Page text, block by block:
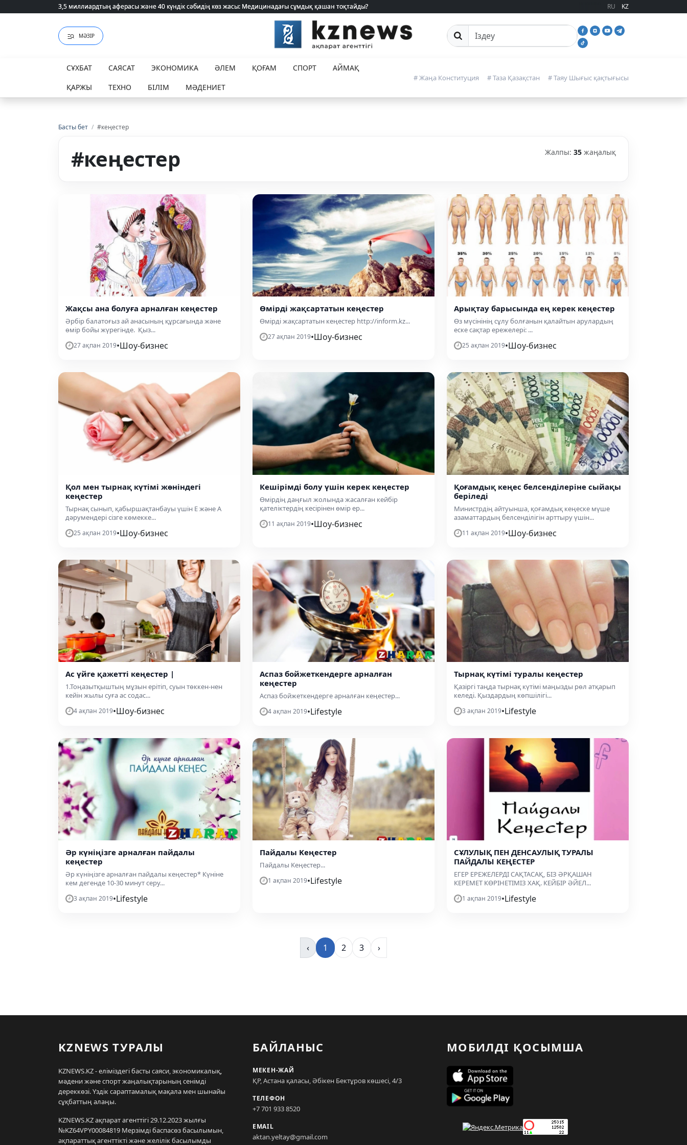
3,5 миллиардтың аферасы және 40 күндік сәбидің көз жасы: Медицинадағы сұмдық қашан тоқтайды?
3,5 миллиардтың аферасы және 40 күндік сәбидің көз жасы: Медицинадағы сұмдық қашан тоқтайды? RU KZ
МӘЗІР Сайттан іздеу
СҰХБАТ САЯСАТ ЭКОНОМИКА ӘЛЕМ ҚОҒАМ СПОРТ
АЙМАҚ
ҚАРЖЫ
ТЕХНО БІЛІМ МӘДЕНИЕТ
# Жаңа Конституция # Таза Қазақстан # Таяу Шығыс қақтығысы
Басты бет / #кеңестер
#кеңестер Жалпы: 35 жаңалық
Жақсы ана болуға арналған кеңестер
Әрбір балатоғыз ай анасының құрсағында және
өмір бойы жүрегінде. Қыз...
27 ақпан 2019•Шоу-бизнес
Өмірді жақсартатын кеңестер
Өмірді жақсартатын кеңестер http://inform.kz...
27 ақпан 2019•Шоу-бизнес
Арықтау барысында ең керек кеңестер
Өз мүсінінің сұлу болғанын қалайтын арулардың
еске сақтар ережелері: ...
25 ақпан 2019•Шоу-бизнес
Қол мен тырнақ күтімі жөніндегі
кеңестер
Тырнақ сынып, қабыршақтанбауы үшін Е жəне А
дəрумендері сізге көмекке...
25 ақпан 2019•Шоу-бизнес
Кешірімді болу үшін керек кеңестер
Өмірдің даңғыл жолында жасалған кейбір
қателіктердің кесірінен өмір ер...
11 ақпан 2019•Шоу-бизнес
Қоғамдық кеңес белсенділеріне сыйақы
беріледі
Министрдің айтуынша, қоғамдық кеңеске мүше
азаматтардың белсенділігін арттыру үшін...
11 ақпан 2019•Шоу-бизнес
Ас үйге қажетті кеңестер |
1.Тоңазытқыштың мұзын ерітіп, суын төккен-нен
кейін жылы суға ас содас...
4 ақпан 2019•Шоу-бизнес
Аспаз бойжеткендерге арналған
кеңестер
Аспаз бойжеткендерге арналған кеңестер...
4 ақпан 2019•Lifestyle
Тырнақ күтімі туралы кеңестер
Қазіргі таңда тырнақ күтімі маңызды рөл атқарып
келеді. Қыздардың көпшілігі...
3 ақпан 2019•Lifestyle
Әр күніңізге арналған пайдалы
кеңестер
Әр күніңізге арналған пайдалы кеңестер* Күніне
кем дегенде 10-30 минут серу...
3 ақпан 2019•Lifestyle
Пайдалы Kеңестер
Пайдалы Kеңестер...
1 ақпан 2019•Lifestyle
СҰЛУЛЫҚ ПЕН ДЕНСАУЛЫҚ ТУРАЛЫ
ПАЙДАЛЫ КЕҢЕСТЕР
ЕГЕР ЕРЕЖЕЛЕРДІ САҚТАСАҚ, БІЗ ӘРҚАШАН
КЕРЕМЕТ КӨРІНЕТІМІЗ ХАҚ. КЕЙБІР ӘЙЕЛ...
1 ақпан 2019•Lifestyle
‹ 1 2 3 ›
KZNEWS ТУРАЛЫ
KZNEWS.KZ - еліміздегі басты саяси, экономикалық,
мәдени және спорт жаңалықтарының сенімді
дереккөзі. Үздік сараптамалық мақала мен шынайы
сұқбаттың алаңы.
KZNEWS.KZ ақпарат агенттігі 29.12.2023 жылғы
№KZ64VPY00084819 Мерзімді баспасөз басылымын,
ақпараттық агенттікті және желілік басылымды
БАЙЛАНЫС
МЕКЕН-ЖАЙ
ҚР, Астана қаласы, Әбікен Бектұров көшесі, 4/3
ТЕЛЕФОН
+7 701 933 8520
EMAIL
aktan.yeltay@gmail.com
МОБИЛДІ ҚОСЫМША